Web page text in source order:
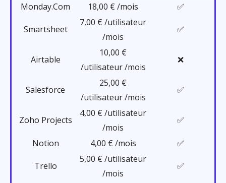
Monday.Com 18,00 € /mois ✅
Smartsheet
7,00 € /utilisateur
/mois
✅
Airtable
10,00 €
/utilisateur /mois
❌
Salesforce
25,00 €
/utilisateur /mois
✅
Zoho Projects
4,00 € /utilisateur
/mois
✅
Notion 4,00 € /mois ✅
Trello
5,00 € /utilisateur
/mois
✅